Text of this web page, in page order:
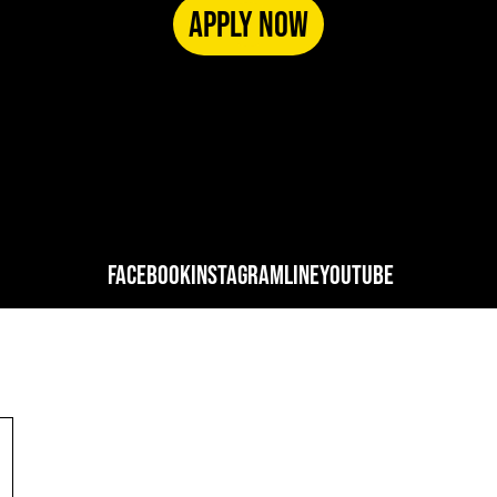
APPLY NOW
FACEBOOKINSTAGRAMLINEYOUTUBE